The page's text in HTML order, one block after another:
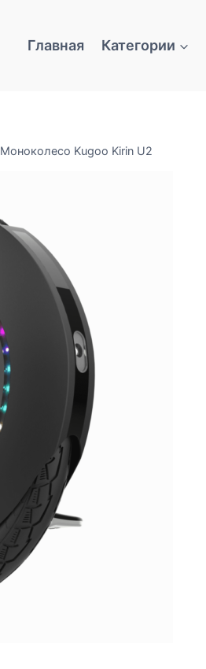
Главная Категории
Моноколесо Kugoo Kirin U2